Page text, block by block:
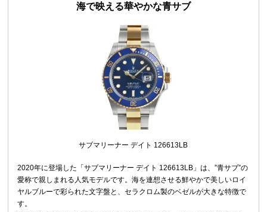
海で映える華やかな青サブ
サブマリーナー デイト 126613LB
2020年に登場した「サブマリーナー デイト 126613LB」は、”青サブ”の
愛称で親しまれる人気モデルです。海を連想させる鮮やかで美しいロイ
ヤルブルーで彩られた文字盤と、セラクロム製のベゼルが大きな特徴で
す。